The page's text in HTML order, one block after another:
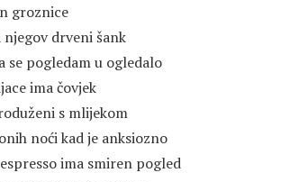
groznice
njegov drveni šank
se pogledam u ogledalo
ima čovjek
s mlijekom
noći kad je anksiozno
ima smiren pogled